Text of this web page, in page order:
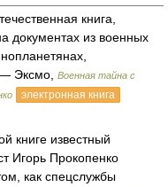
книга,
документах из военных
Эксмо,
Военная тайна с
электронная книга
книге известный
Игорь Прокопенко
как спецслужбы